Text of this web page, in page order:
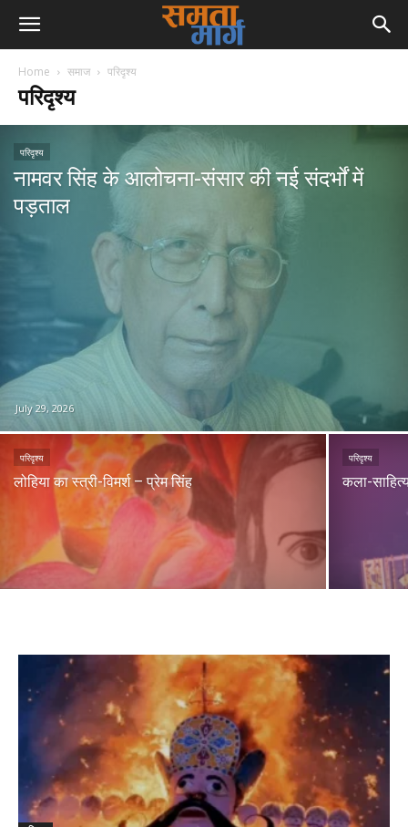
Home समाज परिदृश्य
परिदृश्य
परिदृश्य
नामवर सिंह के आलोचना-संसार की नई संदर्भों में
पड़ताल
July 29, 2026
परिदृश्य
लोहिया का स्त्री-विमर्श – प्रेम सिंह
परिदृश्य
कला-